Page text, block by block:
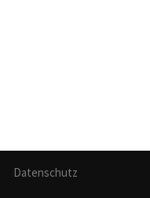
Datenschutz